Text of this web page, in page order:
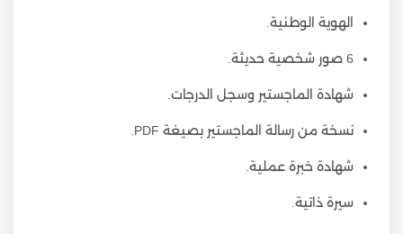
الهوية الوطنية.
6 صور شخصية حديثة.
شهادة الماجستير وسجل الدرجات.
نسخة من رسالة الماجستير بصيغة PDF.
شهادة خبرة عملية.
سيرة ذاتية.